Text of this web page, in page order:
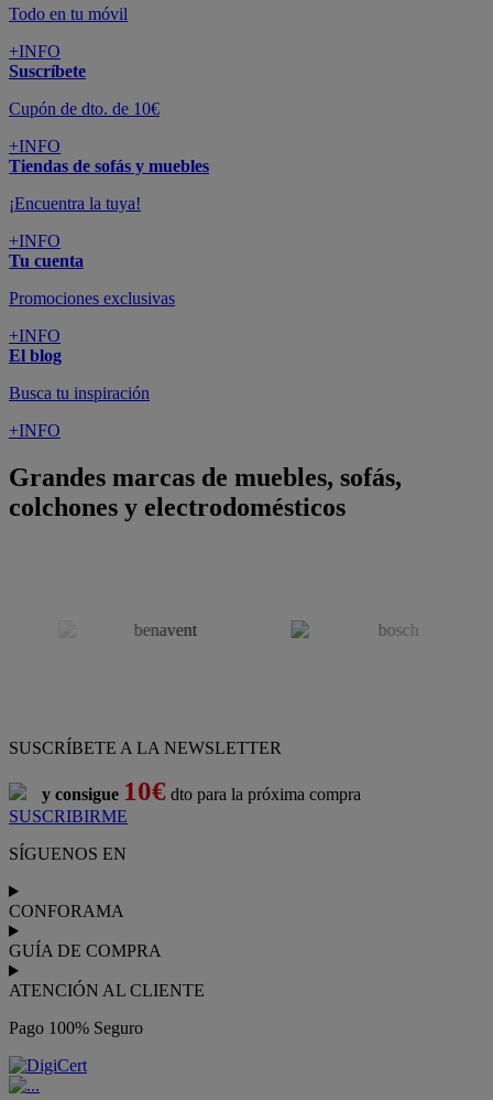
Todo en tu móvil
+INFO
Suscríbete
Cupón de dto. de 10€
+INFO
Tiendas de sofás y muebles
¡Encuentra la tuya!
+INFO
Tu cuenta
Promociones exclusivas
+INFO
El blog
Busca tu inspiración
+INFO
Grandes marcas de muebles, sofás,
colchones y electrodomésticos
SUSCRÍBETE A LA NEWSLETTER
y consigue 10€ dto para la próxima compra
SUSCRIBIRME
SÍGUENOS EN
CONFORAMA
GUÍA DE COMPRA
ATENCIÓN AL CLIENTE
Pago 100% Seguro